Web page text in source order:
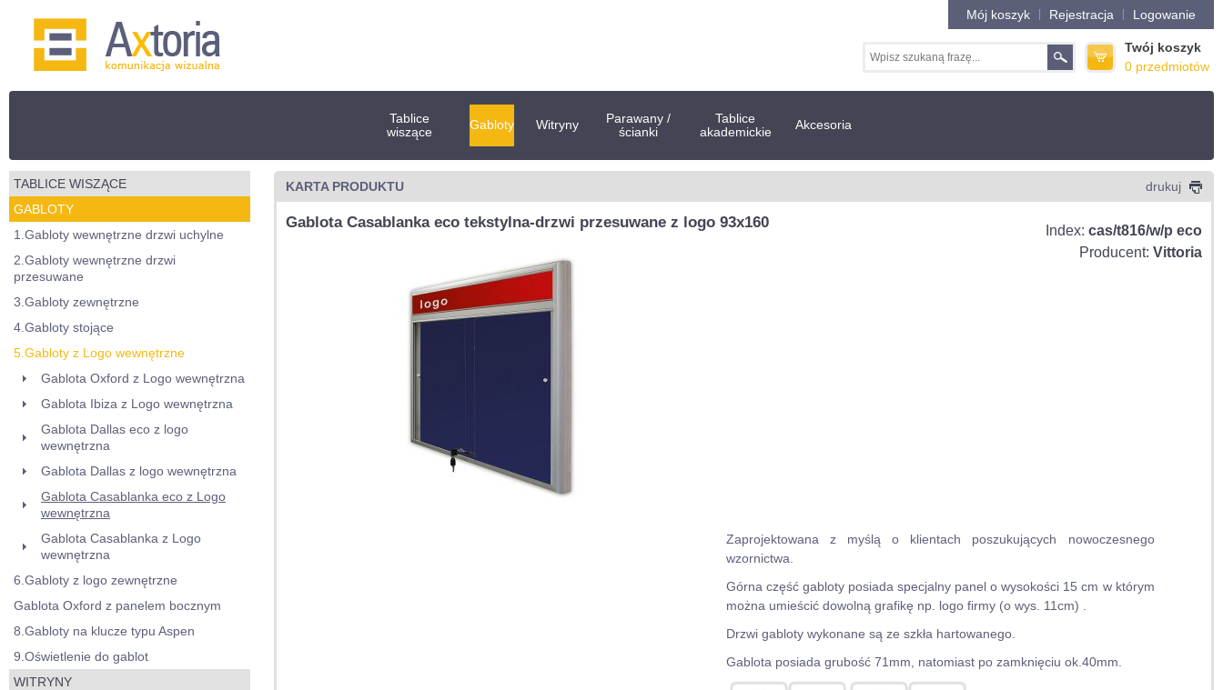
Mój koszyk Rejestracja Logowanie
Twój koszyk
0 przedmiotów
Tablice
wiszące
Gabloty Witryny
Parawany /
ścianki
Tablice
akademickie
Akcesoria
TABLICE WISZĄCE
GABLOTY
1.Gabloty wewnętrzne drzwi uchylne
2.Gabloty wewnętrzne drzwi
przesuwane
3.Gabloty zewnętrzne
4.Gabloty stojące
5.Gabloty z Logo wewnętrzne
Gablota Oxford z Logo wewnętrzna
Gablota Ibiza z Logo wewnętrzna
Gablota Dallas eco z logo
wewnętrzna
Gablota Dallas z logo wewnętrzna
Gablota Casablanka eco z Logo
wewnętrzna
Gablota Casablanka z Logo
wewnętrzna
6.Gabloty z logo zewnętrzne
Gablota Oxford z panelem bocznym
8.Gabloty na klucze typu Aspen
9.Oświetlenie do gablot
WITRYNY
KARTA PRODUKTU drukuj
Index: cas/t816/w/p eco
Producent: Vittoria
Gablota Casablanka eco tekstylna-drzwi przesuwane z logo 93x160
Zaprojektowana z myślą o klientach poszukujących nowoczesnego
wzornictwa.
Górna część gabloty posiada specjalny panel o wysokości 15 cm w którym
można umieścić dowolną grafikę np. logo firmy (o wys. 11cm) .
Drzwi gabloty wykonane są ze szkła hartowanego.
Gablota posiada grubość 71mm, natomiast po zamknięciu ok.40mm.